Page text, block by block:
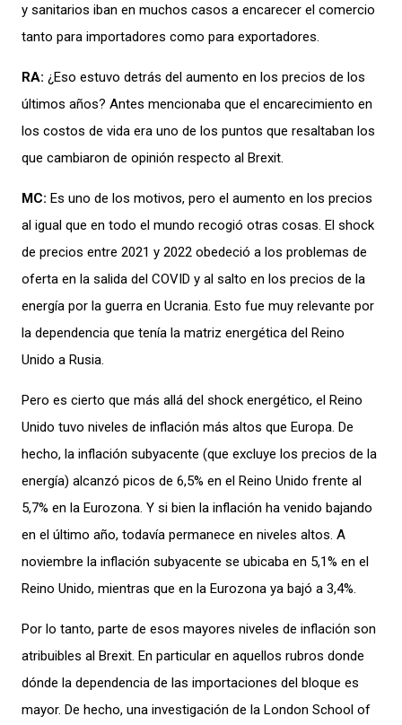
y sanitarios iban en muchos casos a encarecer el comercio
tanto para importadores como para exportadores.
RA: ¿Eso estuvo detrás del aumento en los precios de los
últimos años? Antes mencionaba que el encarecimiento en
los costos de vida era uno de los puntos que resaltaban los
que cambiaron de opinión respecto al Brexit.
MC: Es uno de los motivos, pero el aumento en los precios
al igual que en todo el mundo recogió otras cosas. El shock
de precios entre 2021 y 2022 obedeció a los problemas de
oferta en la salida del COVID y al salto en los precios de la
energía por la guerra en Ucrania. Esto fue muy relevante por
la dependencia que tenía la matriz energética del Reino
Unido a Rusia.
Pero es cierto que más allá del shock energético, el Reino
Unido tuvo niveles de inflación más altos que Europa. De
hecho, la inflación subyacente (que excluye los precios de la
energía) alcanzó picos de 6,5% en el Reino Unido frente al
5,7% en la Eurozona. Y si bien la inflación ha venido bajando
en el último año, todavía permanece en niveles altos. A
noviembre la inflación subyacente se ubicaba en 5,1% en el
Reino Unido, mientras que en la Eurozona ya bajó a 3,4%.
Por lo tanto, parte de esos mayores niveles de inflación son
atribuibles al Brexit. En particular en aquellos rubros donde
dónde la dependencia de las importaciones del bloque es
mayor. De hecho, una investigación de la London School of